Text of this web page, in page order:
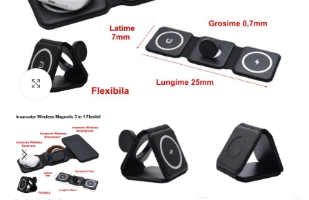
Mărește imaginea